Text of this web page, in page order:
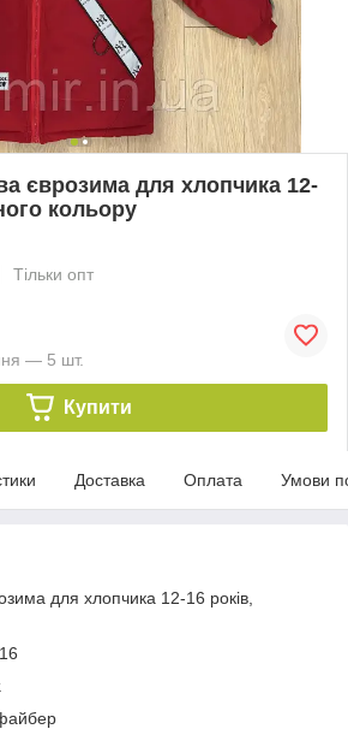
єврозима для хлопчика 12-
кольору
Тільки опт
— 5 шт.
Купити
Доставка Оплата Умови
для хлопчика 12-16 років,